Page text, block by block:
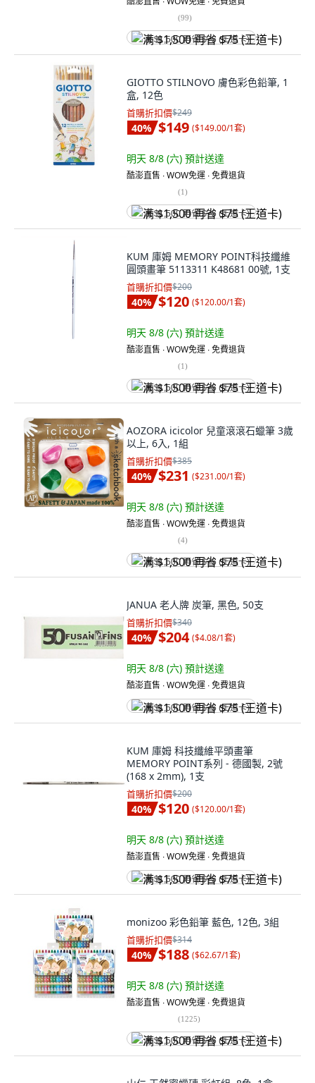
(99)
满 $1,500 再省 $75 (王道卡)
GIOTTO STILNOVO 膚色彩色鉛筆, 1
盒, 12色
首購折扣價$249
40% $149 ($149.00/1套)
明天 8/8 (六) 預計送達
酷澎直售 ∙ WOW免運 ∙ 免費退貨
(1)
满 $1,500 再省 $75 (王道卡)
KUM 庫姆 MEMORY POINT科技纖維
圓頭畫筆 5113311 K48681 00號, 1支
首購折扣價$200
40% $120 ($120.00/1套)
明天 8/8 (六) 預計送達
酷澎直售 ∙ WOW免運 ∙ 免費退貨
(1)
满 $1,500 再省 $75 (王道卡)
AOZORA icicolor 兒童滾滾石蠟筆 3歲
以上, 6入, 1組
首購折扣價$385
40% $231 ($231.00/1套)
明天 8/8 (六) 預計送達
酷澎直售 ∙ WOW免運 ∙ 免費退貨
(4)
满 $1,500 再省 $75 (王道卡)
JANUA 老人牌 炭筆, 黑色, 50支
首購折扣價$340
40% $204 ($4.08/1套)
明天 8/8 (六) 預計送達
酷澎直售 ∙ WOW免運 ∙ 免費退貨
满 $1,500 再省 $75 (王道卡)
KUM 庫姆 科技纖維平頭畫筆
MEMORY POINT系列 - 德國製, 2號
(168 x 2mm), 1支
首購折扣價$200
40% $120 ($120.00/1套)
明天 8/8 (六) 預計送達
酷澎直售 ∙ WOW免運 ∙ 免費退貨
满 $1,500 再省 $75 (王道卡)
monizoo 彩色鉛筆 藍色, 12色, 3組
首購折扣價$314
40% $188 ($62.67/1套)
明天 8/8 (六) 預計送達
酷澎直售 ∙ WOW免運 ∙ 免費退貨
(1225)
满 $1,500 再省 $75 (王道卡)